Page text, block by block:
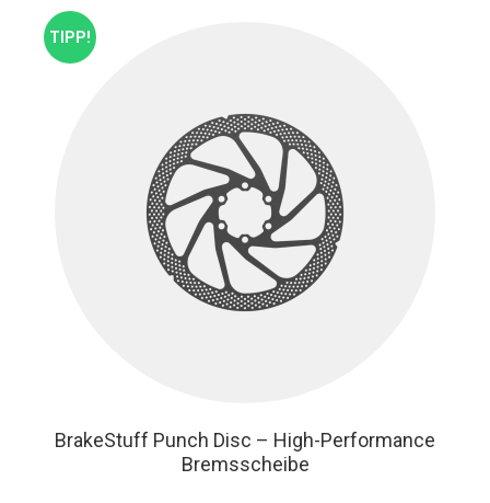
TIPP!
BrakeStuff Punch Disc – High-Performance
Bremsscheibe